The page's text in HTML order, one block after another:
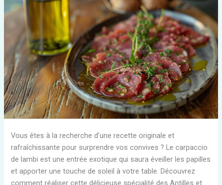
Vous êtes à la recherche d’une recette originale et
rafraîchissante pour surprendre vos convives ? Le carpaccio
de lambi est une entrée exotique qui saura éveiller les papilles
et apporter une touche de soleil à votre table. Découvrez
comment réaliser cette délicieuse spécialité des Antilles et